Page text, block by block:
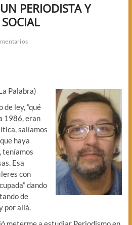
PERIODISTA Y
Palabra)
ley, ”qué
1986, eran
salíamos
haya
teníamos
Esa
con
dando
de
por allá.